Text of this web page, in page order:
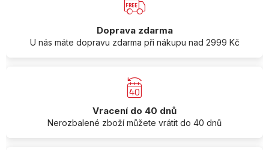
Doprava zdarma
U nás máte dopravu zdarma při nákupu nad 2999 Kč
Vracení do 40 dnů
Nerozbalené zboží můžete vrátit do 40 dnů